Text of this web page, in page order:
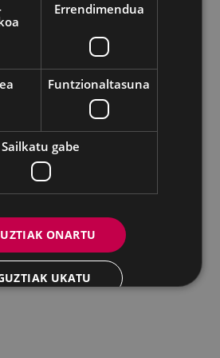
sare sozial guztiak
- Isasi kalea, 11 | 20600 Eibar
38
Berdintasuna: 943 70 84 40
berdintasuna@eibar.eus
| DIR3 L01200300
Errendimendua
Funtzionaltasuna
Sailkatu gabe
ONARTU
UKATU